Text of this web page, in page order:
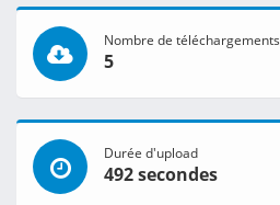
Nombre de téléchargements
5
Durée d'upload
492 secondes